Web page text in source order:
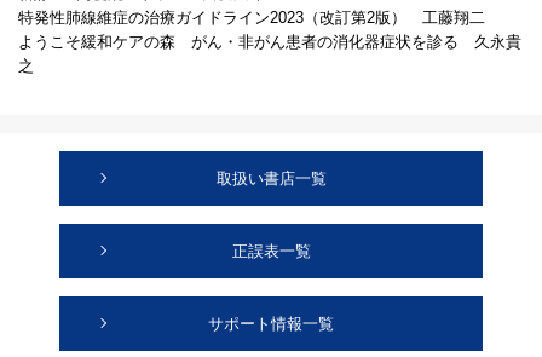
特発性肺線維症の治療ガイドライン2023（改訂第2版） 工藤翔二
ようこそ緩和ケアの森 がん・非がん患者の消化器症状を診る 久永貴
之
取扱い書店一覧
正誤表一覧
サポート情報一覧